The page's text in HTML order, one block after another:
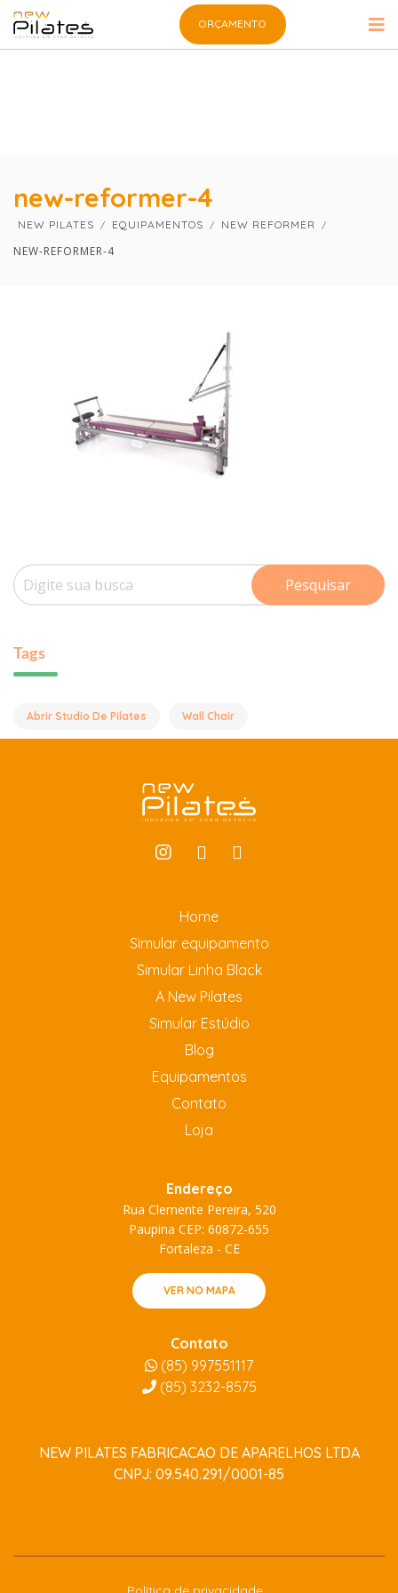
ORÇAMENTO ×
×
new-reformer-4
NEW PILATES EQUIPAMENTOS NEW REFORMER
NEW-REFORMER-4
Pesquisar
Tags
Abrir Studio De Pilates Wall Chair
Home
Simular equipamento
Simular Linha Black
A New Pilates
Simular Estúdio
Blog
Equipamentos
Contato
Loja
Endereço
Rua Clemente Pereira, 520
Paupina CEP: 60872-655
Fortaleza - CE
VER NO MAPA
Contato
(85) 997551117
(85) 3232-8575
NEW PILATES FABRICACAO DE APARELHOS LTDA
CNPJ: 09.540.291/0001-85